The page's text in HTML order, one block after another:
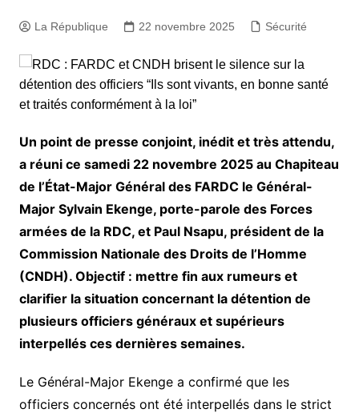
La République 22 novembre 2025 Sécurité
Un point de presse conjoint, inédit et très attendu,
a réuni ce samedi 22 novembre 2025 au Chapiteau
de l’État-Major Général des FARDC le Général-
Major Sylvain Ekenge, porte-parole des Forces
armées de la RDC, et Paul Nsapu, président de la
Commission Nationale des Droits de l’Homme
(CNDH). Objectif : mettre fin aux rumeurs et
clarifier la situation concernant la détention de
plusieurs officiers généraux et supérieurs
interpellés ces dernières semaines.
Le Général-Major Ekenge a confirmé que les
officiers concernés ont été interpellés dans le strict